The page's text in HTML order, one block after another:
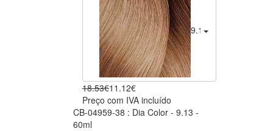
9.1311.12€
18.53€11.12€
Preço com IVA incluído
CB-04959-38 : Dia Color - 9.13 -
60ml